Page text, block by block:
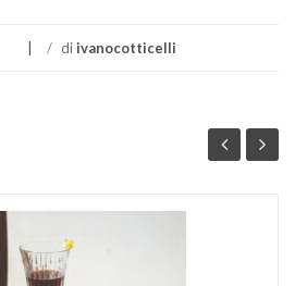
/ di ivanocotticelli